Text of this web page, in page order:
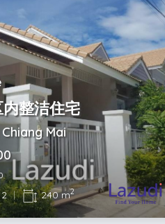
整洁住宅
Mai
| 240 m2